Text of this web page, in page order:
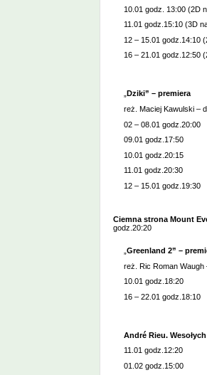
10.01 godz. 13:00 (2D
11.01 godz.15:10 (3D
12 – 15.01 godz.14:10
16 – 21.01 godz.12:50
„Dziki” – premiera
reż. Maciej Kawulski –
02 – 08.01 godz.20:00
09.01 godz.17:50
10.01 godz.20:15
11.01 godz.20:30
12 – 15.01 godz.19:30
Ciemna strona Mount
godz.20:20
Greenland 2” –
reż. Ric Roman Waugh
10.01 godz.18:20
16 – 22.01 godz.18:10
André Rieu.
11.01 godz.12:20
01.02 godz.15:00